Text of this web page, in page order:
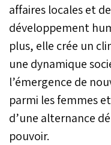
affaires locales et
développement
plus, elle crée un
une dynamique
l’émergence de
parmi les femmes
d’une alternance
pouvoir.